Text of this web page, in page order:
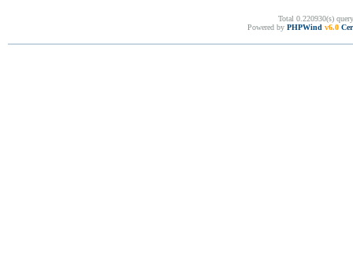
Total 0.220930(s)
Powered by PHPWind v6.0